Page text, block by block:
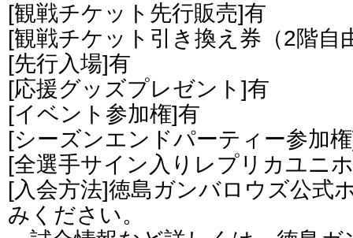
[観戦チケット先行販売]有
[観戦チケット引き換え券（2階自
[先行入場]有
[応援グッズプレゼント]有
[イベント参加権]有
[シーズンエンドパーティー参加
[全選手サイン入りレプリカユニ
[入会方法]徳島ガンバロウズ公式
みください。